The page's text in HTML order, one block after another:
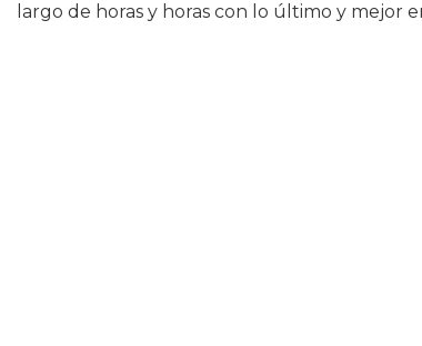
largo de horas y horas con lo último y mejor